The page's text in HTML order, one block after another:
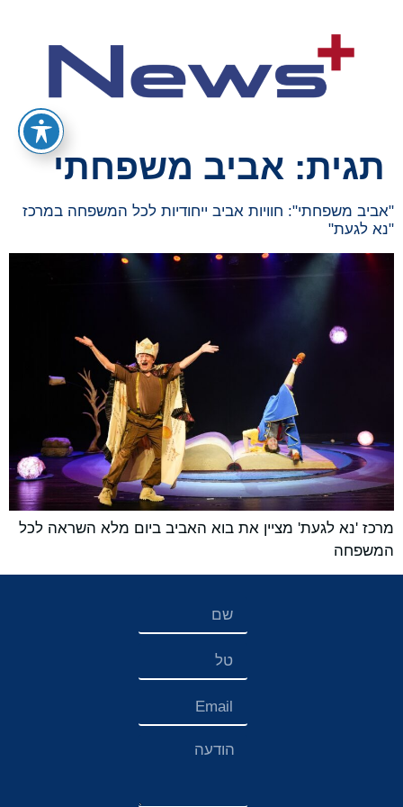
תגית: אביב משפחתי
"אביב משפחתי": חוויות אביב ייחודיות לכל המשפחה במרכז
"נא לגעת"
מרכז 'נא לגעת' מציין את בוא האביב ביום מלא השראה לכל
המשפחה